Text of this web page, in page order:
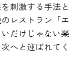
刺激する手法と
レストラン「エ
だけじゃない楽
へと運ばれてく